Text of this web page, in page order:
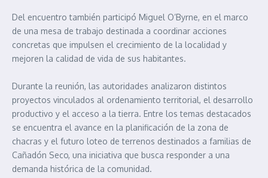
Del encuentro también participó Miguel O’Byrne, en el marco
de una mesa de trabajo destinada a coordinar acciones
concretas que impulsen el crecimiento de la localidad y
mejoren la calidad de vida de sus habitantes.
Durante la reunión, las autoridades analizaron distintos
proyectos vinculados al ordenamiento territorial, el desarrollo
productivo y el acceso a la tierra. Entre los temas destacados
se encuentra el avance en la planificación de la zona de
chacras y el futuro loteo de terrenos destinados a familias de
Cañadón Seco, una iniciativa que busca responder a una
demanda histórica de la comunidad.